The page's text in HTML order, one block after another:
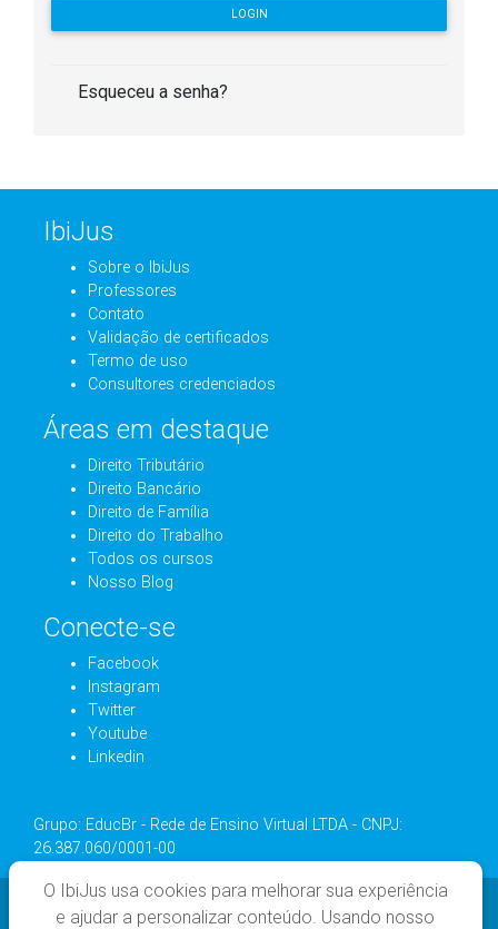
LOGIN
Esqueceu a senha?
IbiJus
Sobre o IbiJus
Professores
Contato
Validação de certificados
Termo de uso
Consultores credenciados
Áreas em destaque
Direito Tributário
Direito Bancário
Direito de Família
Direito do Trabalho
Todos os cursos
Nosso Blog
Conecte-se
Facebook
Instagram
Twitter
Youtube
Linkedin
Grupo: EducBr - Rede de Ensino Virtual LTDA - CNPJ:
26.387.060/0001-00
O IbiJus usa cookies para melhorar sua experiência
e ajudar a personalizar conteúdo. Usando nosso